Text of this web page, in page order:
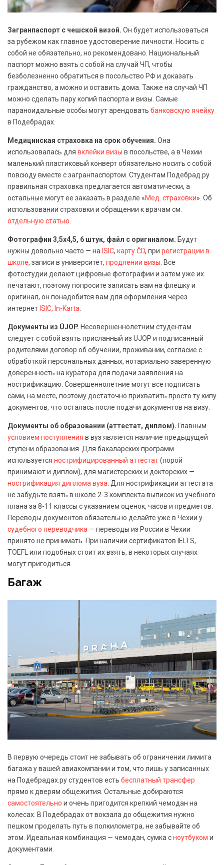
Загранпаспорт с чешской визой. Он будет использоваться
за рубежом как главное удостоверение личности. Носить с
собой не обязательно, но рекомендовано. Национальный
паспорт можно взять с собой на случай ЧП, чтобы
безболезненно обратиться в посольство РФ и доказать
гражданство, а можно и оставить дома. Также на случай ЧП
можно сделать пару копий паспорта и визы. Самые
параноидальные особы могут арендовать банковскую ячейку
в Подебрадах.
Медицинская страховка на срок обучения. Она
использовалась для вклейки визы в посольстве, а в Чехии
маленький пластиковый конверт обязательно носить с собой
повсюду вместе с загранпаспортом. Студентам Подебрад.ру
правильная страховка предлагается автоматически, а
остальные могут ее заказать в разделе «Мед. страховки». Об
использовании страховки и обращении к врачам см.
отдельную статью
Фотографии 3,5х4,5, 6 штук, файл с оригиналом. Будут
нужны довольно часто — на ISIC, карту ČD, при регистрации в
школе, записи в университет, продлении визы . Все
фотостудии делают цифровые фотографии и затем уже их
печатают, поэтому попросите записать вам на флешку и
оригинал, он понадобится вам для оформления через
интернет ISIC, In-Karta
Документы из ÚJOP. Несовершеннолетним студентам
следует с собой взять присланный из UJOP и подписанный
родителями договор об обучении, проживании, согласие с
обработкой персональных данных, нотариально заверенную
доверенность на куратора для подачи заявления на
нострификацию. Совершеннолетние могут все подписать
сами, на месте, поэтому достаточно прихватить просто ту кипу
документов, что осталась после подачи документов на визу.
Документы об образовании (аттестат, диплом). Главным
условием поступления в вуз является наличие предыдущей
ступени образования. Для бакаларских программ
используется нострифицированный аттестат(порой
принимают и диплом), для магистерских и докторских —
нострификация диплома вуза . Для нострификации аттестата
не забудьте взять в школе 2-3 комплекта выписок из учебного
плана за 8-11 классы с указанием оценок, часов и предметов.
Переводы документов обязательно делайте уже в Чехии у
судебного переводчика — переводы из России в Чехии
принято не принимать. При наличии сертификатов IELTS,
TOEFL или подобных стоит их взять, в некоторых случаях
могут пригодиться.
Багаж
В первую очередь стоит не забывать об ограничении лимита
багажа у вашей авиакомпании и том, что лишь у записанных
на Подебрадах.ру студентов есть бесплатный трансфер
прямо к дверям общежития. Остальные добираются
самостоятельно и очень пригодится крепкий чемодан на
колесах. В Подебрадах от вокзала до общежития нужно
пешком проделать путь в полкилометра, не забывайте об
этом. Идеальная комбинация — чемодан, сумка сноутбуком и
документами.